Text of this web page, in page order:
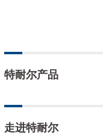
特耐尔产品
走进特耐尔